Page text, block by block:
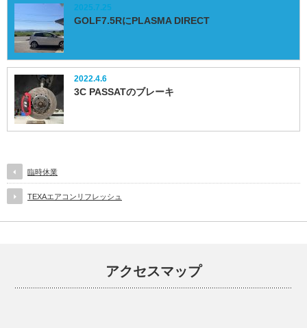
2025.7.25
GOLF7.5RにPLASMA DIRECT
2022.4.6
3C PASSATのブレーキ
臨時休業
TEXAエアコンリフレッシュ
アクセスマップ